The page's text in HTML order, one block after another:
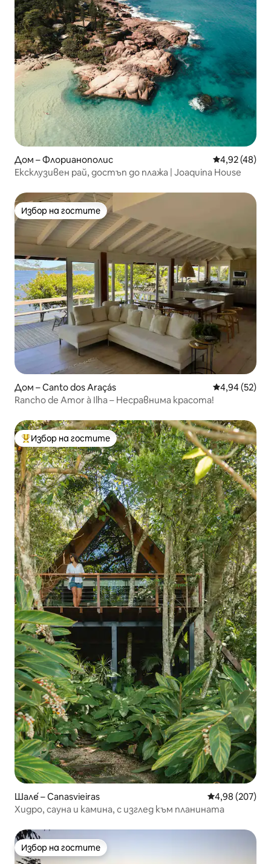
Дом – Флорианополис Средна
4,92 (48)
Ексклузивен рай, достъп до плажа | Joaquina House
Избор на гостите
Избор на гостите
Дом – Canto dos Araçás Средна
4,94 (52)
Rancho de Amor à Ilha – Несравнима красота!
Най-популярен избор на гостите
Избор на гостите
Шале́ – Canasvieiras Средна
4,98 (207)
Хидро, сауна и камина, с изглед към планината
Избор на гостите
Избор на гостите